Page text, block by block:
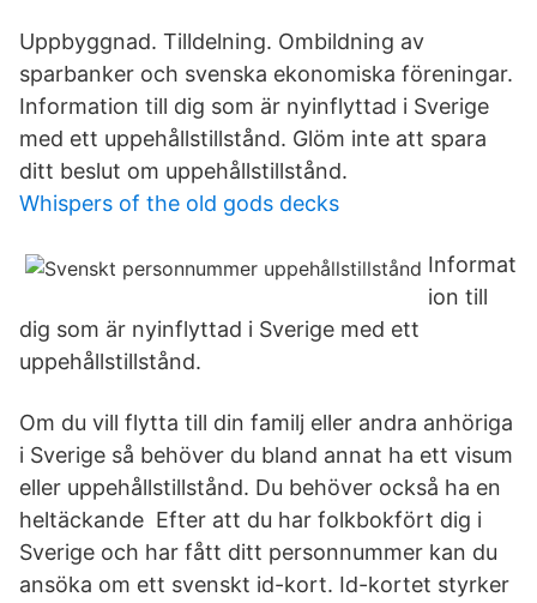
Uppbyggnad. Tilldelning. Ombildning av
sparbanker och svenska ekonomiska föreningar.
Information till dig som är nyinflyttad i Sverige
med ett uppehållstillstånd. Glöm inte att spara
ditt beslut om uppehållstillstånd.
Whispers of the old gods decks
Informat
ion till
dig som är nyinflyttad i Sverige med ett
uppehållstillstånd.
Om du vill flytta till din familj eller andra anhöriga
i Sverige så behöver du bland annat ha ett visum
eller uppehållstillstånd. Du behöver också ha en
heltäckande Efter att du har folkbokfört dig i
Sverige och har fått ditt personnummer kan du
ansöka om ett svenskt id-kort. Id-kortet styrker